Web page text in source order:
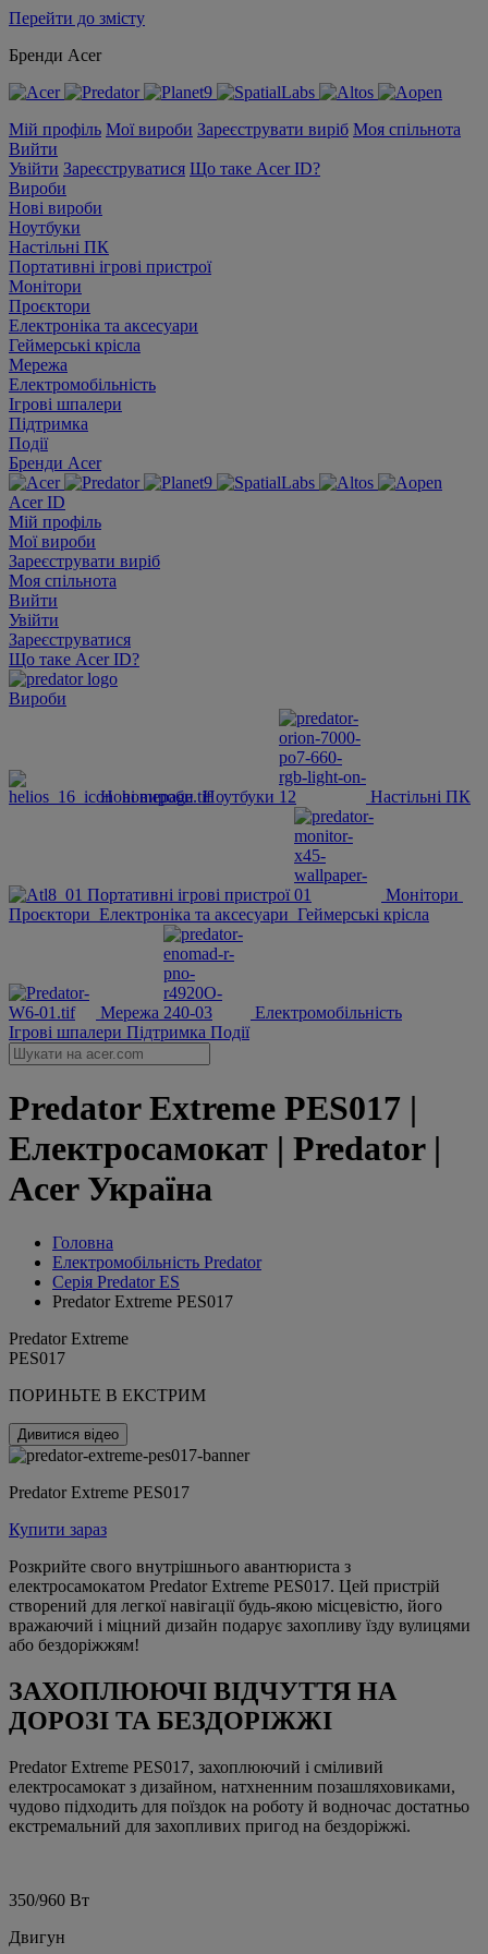
Перейти до змісту
Бренди Acer
Мій профіль Мої вироби Зареєструвати виріб Моя спільнота
Вийти
Увійти Зареєструватися Що таке Acer ID?
Вироби
Нові вироби
Ноутбуки
Настільні ПК
Портативні ігрові пристрої
Монітори
Проєктори
Електроніка та аксесуари
Геймерські крісла
Мережа
Електромобільність
Ігрові шпалери
Підтримка
Події
Бренди Acer
Acer ID
Мій профіль
Мої вироби
Зареєструвати виріб
Моя спільнота
Вийти
Увійти
Зареєструватися
Що таке Acer ID?
Вироби
Нові вироби Ноутбуки Настільні ПК
Портативні ігрові пристрої
Монітори
Проєктори Електроніка та аксесуари Геймерські крісла
Мережа
Електромобільність
Ігрові шпалери Підтримка Події
Predator Extreme PES017 |
Електросамокат | Predator |
Acer Україна
Головна
‌Електромобільність Predator
Серія Predator ES
Predator Extreme PES017
Predator Extreme
PES017
ПОРИНЬТЕ В ЕКСТРИМ
Дивитися відео
Predator Extreme PES017
Купити зараз
Розкрийте свого внутрішнього авантюриста з
електросамокатом Predator Extreme PES017. Цей пристрій
створений для легкої навігації будь-якою місцевістю, його
вражаючий і міцний дизайн подарує захопливу їзду вулицями
або бездоріжжям!
ЗАХОПЛЮЮЧІ ВІДЧУТТЯ НА
ДОРОЗІ ТА БЕЗДОРІЖЖІ
Predator Extreme PES017, захоплюючий і сміливий
електросамокат з дизайном, натхненним позашляховиками,
чудово підходить для поїздок на роботу й водночас достатньо
екстремальний для захопливих пригод на бездоріжжі.
350/960 Вт
Двигун